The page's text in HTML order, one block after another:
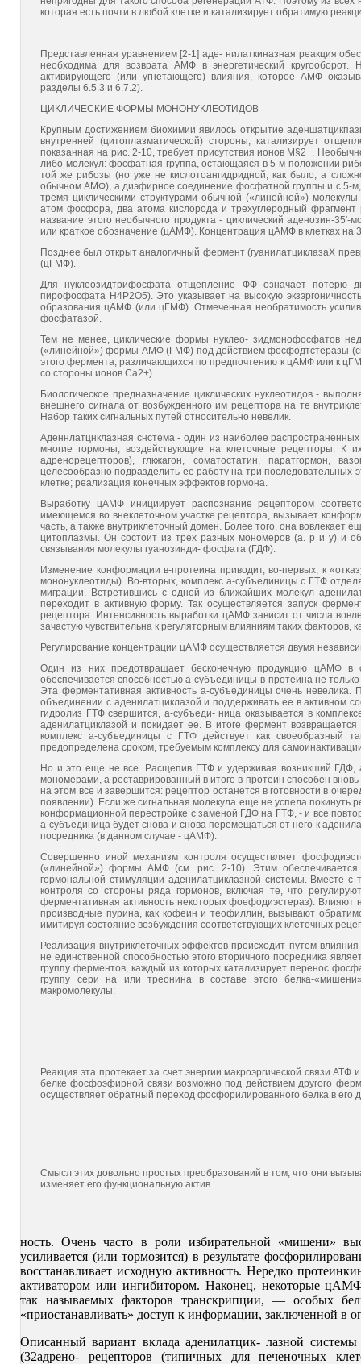
которая есть почти в любой клетке и катализирует обратимую
Представленная уравнением [2-1] аде- нилаткиназная реакция
необходима для возврата АМФ в энергетический
активирующего (или угнетающего) влияния, которое АМФ
разделы 6.5.3 и 6.7.2).
ЦИКЛИЧЕСКИЕ ФОРМЫ МОНОНУКЛЕОТИДОВ
Крупным достижением биохимии явилось открытие
внутренней (цитоплазматической) стороны, катализирует
показанная на рис. 2-10, требует присутствия ионов М§2+.
либо молекул: фосфатная группа, остающаяся в 5-м положении
той же рибозы (но уже не кислотоангидридной, как было, а
обычном АМФ), а диэфирное соединение фосфатной группы и с 5-м,
тремя циклическими структурами обычной («линейной»)
атом фосфора, два атома кислорода и трехуглеродный
название этого необычного продукта - циклический аденозин-
или краткое обозначение (цАМФ). Концентрация цАМФ в клетках на
Позднее был открыт аналогичный фермент (гуанилатциклазаХ
(цГМФ).
Для нуклеозидтрифосфата отщепление ФФ означает потерю
пирофосфата Н4Р2О5). Это указывает на высокую
образования цАМФ (или цГМФ). Отмеченная необратимость
фосфатазой.
Тем не менее, циклические формы нуклео- зидмонофосфатов
(«линейной») формы АМФ (ГМФ) под действием фосфодтстеразы
этого фермента, различающихся по предпочтению к цАМФ или к
со стороны ионов Са2+).
Биологическое предназначение циклических нуклеотидов -
внешнего сигнала от возбужденного им рецептора на те
Набор таких сигнальных путей относительно невелик.
Аденнлатцнклазная снстема - один из наиболее
многие гормоны, воздействующие на клеточные рецепторы. К
адренорецепторов), глкжагон, соматостатин, паратгормон,
целесообразно подразделить ее работу на три последовательных
клетке; реализация конечных эффектов гормона.
Выработку цАМФ инициирует распознание рецептором
имеющемся во внеклеточном участке рецептора, вызывает
часть, а также внутриклеточный домен. Более того, она
цитоплазмы. Он состоит из трех разных мономеров (а. р и у) и
связывания молекулы гуанозинди- фосфата (ГДФ).
Изменение конформации в-протеина приводит, во-первых, к
мононуклеотиды). Во-вторых, комплекс а-субъединицы с ГТФ
миграции. Встретившись с одной из ближайших молекул
переходит в активную форму. Так осуществляется запуск
рецептора. Интенсивность выработки цАМФ зависит от числа
зачастую чувствительна к регуляторным влияниям таких факторов,
Регулирование концентрации цАМФ осуществляется двумя
Один из них предотвращает бесконечную продукцию цАМФ в
обеспечивается способностью а-субъединицы в-протеина не
Эта ферментативная активность а-субъединицы очень
объединении с аденилатциклазой и поддерживать ее в активном
гидролиз ГТФ свершится, а-субъеди- ница оказывается в
аденилатциклазой и покидает ее. В итоге фермент
комплекс а-субъединицы с ГТФ действует как своеобразный
предопределена сроком, требуемым комплексу для
Но и это еще не все. Расщепив ГТФ и удерживая возникший ГДФ,
мономерами, а реставрированный в итоге в-протеин способен
на этом все и завершится: рецептор останется в готовности в
появлении). Если же сигнальная молекула еще не успела покинуть
конформационной перестройке с заменой ГДФ на ГТФ, - и все
а-субъединица будет снова и снова перемещаться от него к
посредника (в данном случае - цАМФ).
Совершенно иной механизм контроля осуществляет
(«линейной») формы АМФ (см. рис. 2-10). Этим
гормональной стимуляции аденилатциклазной системы.
контроля со стороны ряда гормонов, включая те, что
ферментативная активность некоторых фоефодиэстераз). Влияют
производные пурина, как кофеин и теофиллин, вызывают
имитируя состояние возбуждения соответствующих клеточных
Реализация внутриклеточных эффектов происходит путем
не единственной способностью этого вторичного посредника
группу ферментов, каждый из которых катализирует перенос
группу сери на или треонина в составе этого белка-
макромолекулы:
Реакция эта протекает за счет энергии макроэргической связи
белке фосфоэфирной связи возможно под действием другого
осуществляет обратный переход фосфорилированного белка в
Смысл этих довольно простых преобразований в том, что они
изменяет его функциональную актив
ность. Очень часто в роли избирательной «мишени»
усиливается (или тормозится) в результате
восстанавливает исходную активность. Нередко
активатором или ингибитором. Наконец, некоторые
так называемых факторов транскрипции, — особых
«приостанавливать» доступ к информации, заключенной в
Описанный вариант вклада аденилатцик- лазной
(32адрено- рецепторов (типичных для печеночных